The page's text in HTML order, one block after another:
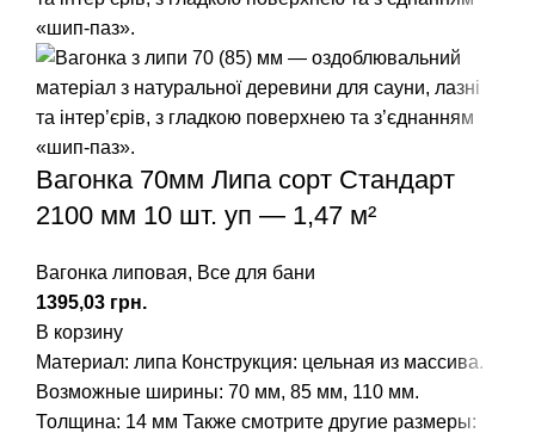
Вагонка 70мм Липа сорт Стандарт
2100 мм 10 шт. уп — 1,47 м²
Вагонка липовая, Все для бани
грн.
В корзину
Материал: липа Конструкция: цельная из массива.
Возможные ширины: 70 мм, 85 мм, 110 мм.
Толщина: 14 мм Также смотрите другие размеры: